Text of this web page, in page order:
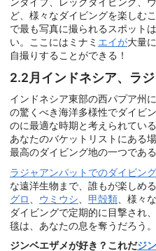
ど、様々なダイビングを楽しむ
で最も写真に撮られるスポットは
い。ここにはミナミ エイが大量
自撮りすることができる！
2.2月インドネシア、ラ
インドネシア東部の西パプア州
の驚くべき海洋多様性でダイビ
のに最適な時期と考えられている
あなたのバケットリストにある
最高のダイビング地の一つである
ラジャアンパットでのダイビン
な遠洋生物まで、誰もが楽しめ
グロ、 ウミウシ、 甲殻類、様々
ダイビングで定期的に目撃され
毯は、あなたの息を奪うだろう。
ジンベエザメが好き？これだジ